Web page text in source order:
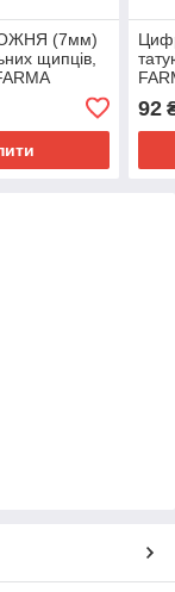
(7мм)
щипців,
92